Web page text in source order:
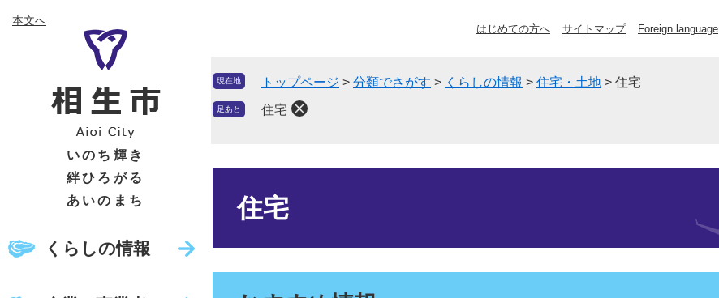
ー
ニ
本文へ
いのち輝き
絆ひろがる
あいのまち
くらしの情報
はじめての方へ サイトマップ Foreign language
現在地 トップページ > 分類でさがす > くらしの情報 > 住宅・土地 > 住宅
足あと 住宅
住宅